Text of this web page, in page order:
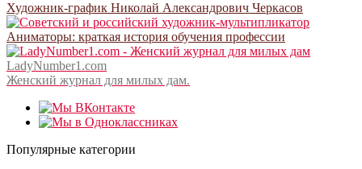
Художник-график Николай Александрович Черкасов
Аниматоры: краткая история обучения профессии
LadyNumber1.com
Женский журнал для милых дам.
Популярные категории